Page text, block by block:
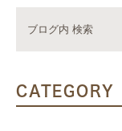
CATEGORY